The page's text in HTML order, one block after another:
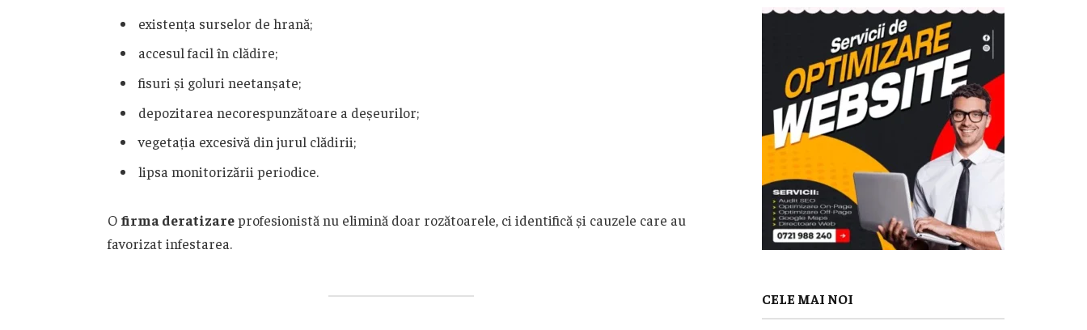
existența surselor de hrană;
accesul facil în clădire;
fisuri și goluri neetanșate;
depozitarea necorespunzătoare a deșeurilor;
vegetația excesivă din jurul clădirii;
lipsa monitorizării periodice.
O firma deratizareprofesionistă nu elimină doar rozătoarele, ci identifică și cauzele care au
favorizat infestarea.
CELE MAI NOI